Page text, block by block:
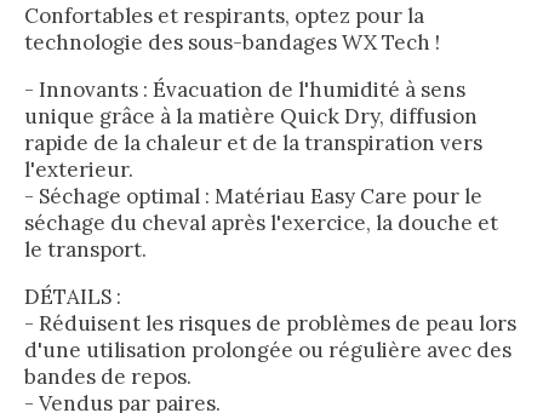
Confortables et respirants, optez pour la
technologie des sous-bandages WX Tech !
- Innovants : Évacuation de l'humidité à sens
unique grâce à la matière Quick Dry, diffusion
rapide de la chaleur et de la transpiration vers
l'exterieur.
- Séchage optimal : Matériau Easy Care pour le
séchage du cheval après l'exercice, la douche et
le transport.
DÉTAILS :
- Réduisent les risques de problèmes de peau lors
d'une utilisation prolongée ou régulière avec des
bandes de repos.
- Vendus par paires.